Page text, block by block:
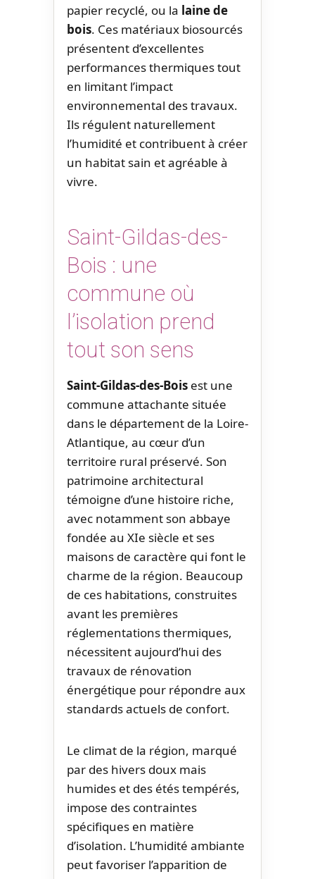
papier recyclé, ou la laine de
bois. Ces matériaux biosourcés
présentent d’excellentes
performances thermiques tout
en limitant l’impact
environnemental des travaux.
Ils régulent naturellement
l’humidité et contribuent à créer
un habitat sain et agréable à
vivre.
Saint-Gildas-des-
Bois : une
commune où
l’isolation prend
tout son sens
Saint-Gildas-des-Bois est une
commune attachante située
dans le département de la Loire-
Atlantique, au cœur d’un
territoire rural préservé. Son
patrimoine architectural
témoigne d’une histoire riche,
avec notamment son abbaye
fondée au XIe siècle et ses
maisons de caractère qui font le
charme de la région. Beaucoup
de ces habitations, construites
avant les premières
réglementations thermiques,
nécessitent aujourd’hui des
travaux de rénovation
énergétique pour répondre aux
standards actuels de confort.
Le climat de la région, marqué
par des hivers doux mais
humides et des étés tempérés,
impose des contraintes
spécifiques en matière
d’isolation. L’humidité ambiante
peut favoriser l’apparition de